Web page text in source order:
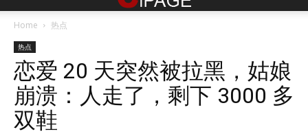
Home 热点
热点
恋爱 20 天突然被拉黑，姑娘
崩溃：人走了，剩下 3000 多
双鞋